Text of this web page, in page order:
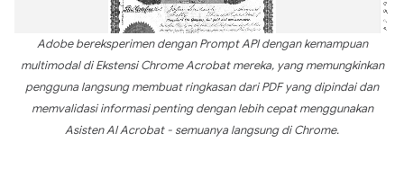
Adobe bereksperimen dengan Prompt API dengan kemampuan
multimodal di Ekstensi Chrome Acrobat mereka, yang memungkinkan
pengguna langsung membuat ringkasan dari PDF yang dipindai dan
memvalidasi informasi penting dengan lebih cepat menggunakan
Asisten AI Acrobat - semuanya langsung di Chrome.